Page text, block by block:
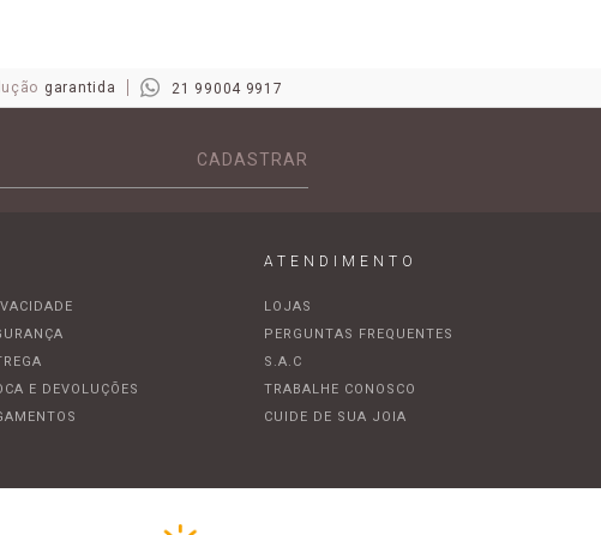
garantida 21 99004 9917
CADASTRAR
E DEVOLUÇÕES
ATENDIMENTO
LOJAS
PERGUNTAS FREQUENTES
S.A.C
TRABALHE CONOSCO
CUIDE DE SUA JOIA